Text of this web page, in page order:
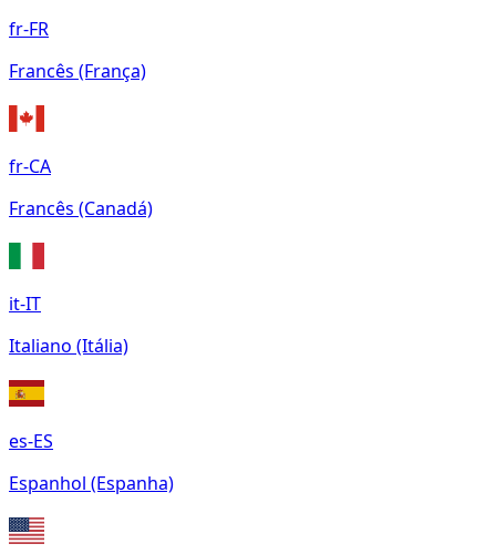
fr-FR
Francês (França)
fr-CA
Francês (Canadá)
it-IT
Italiano (Itália)
es-ES
Espanhol (Espanha)